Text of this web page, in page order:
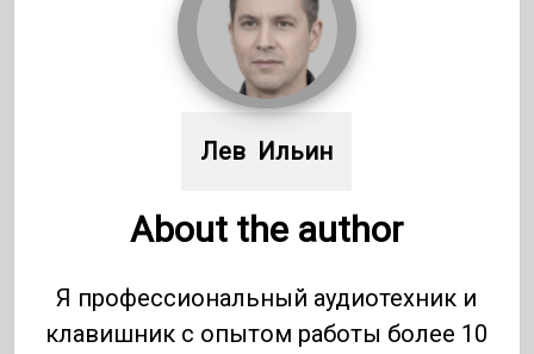
Лев  Ильин
About the author
Я профессиональный аудиотехник и
клавишник с опытом работы более 10